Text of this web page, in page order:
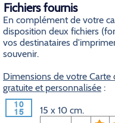
Fichiers fournis
En complément de votre
disposition deux fichiers
vos destinataires
souvenir.
Dimensions de votre Carte
gratuite et personnalisée :
15 x 10 cm.